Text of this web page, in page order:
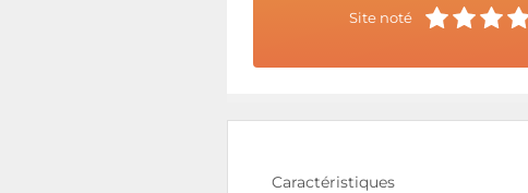
Site noté
Caractéristiques